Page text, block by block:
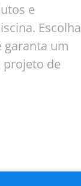
e
Escolha
garanta um
projeto de